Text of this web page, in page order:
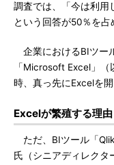
調査では、「今は利用
という回答が50％を占
企業におけるBIツー
「Microsoft Excel」
時、真っ先にExcelを
Excelが繁殖する理
ただ、BIツール「
氏（シニアディレク